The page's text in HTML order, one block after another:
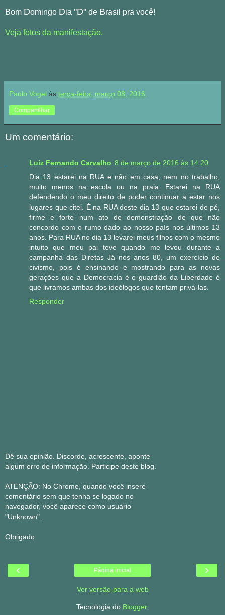
Bom Domingo Dia "D" de Brasil pra você!
Veja fotos da manifestação.
Paulo Vogel às terça-feira, março 08, 2016
Compartilhar
Um comentário:
Luiz Fernando Carvalho 8 de março de 2016 às 14:20
Dia 13 estarei na RUA e não em casa, nem no trabalho,
muito menos na escola ou na praia. Estarei na RUA
defendendo o meu direito de poder continuar a estar nos
lugares que citei. É na RUA deste dia 13 que estarei de pé,
firme e forte num ato de demonstração de que não
concordo com o rumo dado ao nosso país nos últimos 13
anos. Para RUA no dia 13 levarei meus filhos com o mesmo
intuito que meu pai teve quando me levou durante a
campanha das Diretas Já nos anos 80, um exercício de
civismo, pois é ensinando e mostrando para as novas
gerações que a Democracia é o guardião da Liberdade é
que livramos ambas dos ideólogos que tentam privá-las.
Responder
Dê sua opinião. Discorde, acrescente, aponte
algum erro de informação. Participe deste blog.
ATENÇÃO: No Chrome, quando você insere
comentário sem que tenha se logado no
navegador, você aparece como usuário
"Unknown".
Obrigado.
‹ ›
Página inicial
Ver versão para a web
Tecnologia do Blogger.